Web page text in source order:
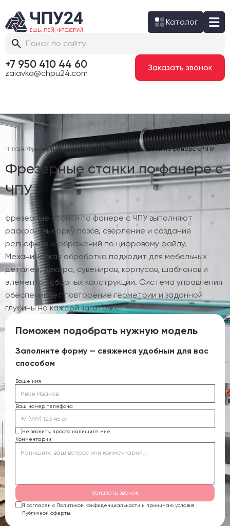
Каталог
+7 950 410 44 60
zaiavka@chpu24.com
Заказать звонок
ЧПУ24/Фрезерные станки с ЧПУ Фрезерные станки по фанере с ЧПУ
Фрезерные станки по фанере с
ЧПУ
фрезерные станки по фанере с ЧПУ выполняют
раскрой, выборку пазов, сверление и создание
рельефных изображений по цифровому файлу.
Механическая обработка подходит для мебельных
деталей, декора, сувениров, корпусов, шаблонов и
элементов сборных конструкций. Система управления
обеспечивает повторение геометрии и заданной
глубины на каждой заготовке.
Поможем подобрать нужную модель
Заполните форму — свяжемся удобным для вас
способом
Ваше имя
Ваш номер телефона
Не звонить, просто напишите мне
Комментарий
Заказать звонок
Я согласен с Политикой конфиденциальности и принимаю условия
Публичной оферты.